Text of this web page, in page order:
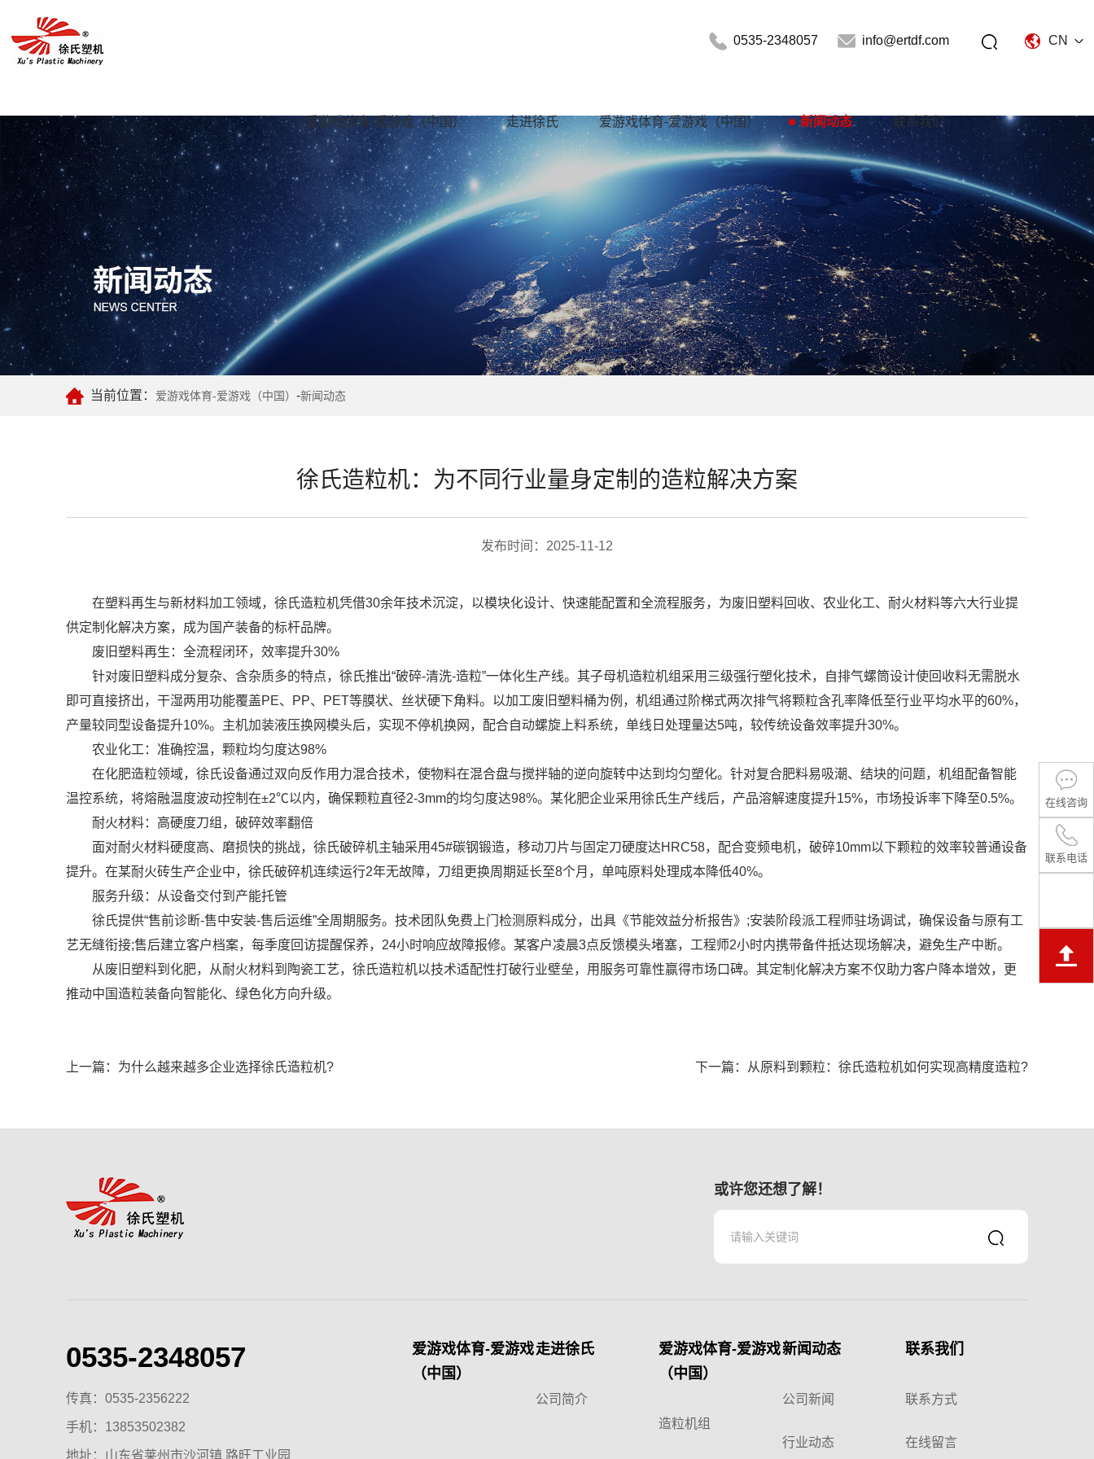
爱游戏体育
CN
0535-2348057 info@ertdf.com
爱游戏体育-爱游戏（中国） 走进徐氏 爱游戏体育-爱游戏（中国） 新闻动态 联系我们
在线咨询
联系电话
当前位置： 爱游戏体育-爱游戏（中国） -新闻动态
徐氏造粒机：为不同行业量身定制的造粒解决方案
发布时间：2025-11-12
在塑料再生与新材料加工领域，徐氏造粒机凭借30余年技术沉淀，以模块化设计、快速能配置和全流程服务，为废旧塑料回收、农业化工、耐火材料等六大行业提
供定制化解决方案，成为国产装备的标杆品牌。
废旧塑料再生：全流程闭环，效率提升30%
针对废旧塑料成分复杂、含杂质多的特点，徐氏推出“破碎-清洗-造粒”一体化生产线。其子母机造粒机组采用三级强行塑化技术，自排气螺筒设计使回收料无需脱水
即可直接挤出，干湿两用功能覆盖PE、PP、PET等膜状、丝状硬下角料。以加工废旧塑料桶为例，机组通过阶梯式两次排气将颗粒含孔率降低至行业平均水平的60%，
产量较同型设备提升10%。主机加装液压换网模头后，实现不停机换网，配合自动螺旋上料系统，单线日处理量达5吨，较传统设备效率提升30%。
农业化工：准确控温，颗粒均匀度达98%
在化肥造粒领域，徐氏设备通过双向反作用力混合技术，使物料在混合盘与搅拌轴的逆向旋转中达到均匀塑化。针对复合肥料易吸潮、结块的问题，机组配备智能
温控系统，将熔融温度波动控制在±2℃以内，确保颗粒直径2-3mm的均匀度达98%。某化肥企业采用徐氏生产线后，产品溶解速度提升15%，市场投诉率下降至0.5%。
耐火材料：高硬度刀组，破碎效率翻倍
面对耐火材料硬度高、磨损快的挑战，徐氏破碎机主轴采用45#碳钢锻造，移动刀片与固定刀硬度达HRC58，配合变频电机，破碎10mm以下颗粒的效率较普通设备
提升。在某耐火砖生产企业中，徐氏破碎机连续运行2年无故障，刀组更换周期延长至8个月，单吨原料处理成本降低40%。
服务升级：从设备交付到产能托管
徐氏提供“售前诊断-售中安装-售后运维”全周期服务。技术团队免费上门检测原料成分，出具《节能效益分析报告》;安装阶段派工程师驻场调试，确保设备与原有工
艺无缝衔接;售后建立客户档案，每季度回访提醒保养，24小时响应故障报修。某客户凌晨3点反馈模头堵塞，工程师2小时内携带备件抵达现场解决，避免生产中断。
从废旧塑料到化肥，从耐火材料到陶瓷工艺，徐氏造粒机以技术适配性打破行业壁垒，用服务可靠性赢得市场口碑。其定制化解决方案不仅助力客户降本增效，更
推动中国造粒装备向智能化、绿色化方向升级。
上一篇： 为什么越来越多企业选择徐氏造粒机? 下一篇： 从原料到颗粒：徐氏造粒机如何实现高精度造粒?
或许您还想了解！
0535-2348057
传真：0535-2356222
手机： 13853502382
地址：山东省莱州市沙河镇 路旺工业园
爱游戏体育-爱游戏
（中国）
走进徐氏
公司简介
爱游戏体育-爱游戏
（中国）
造粒机组
新闻动态
公司新闻
行业动态
联系我们
联系方式
在线留言